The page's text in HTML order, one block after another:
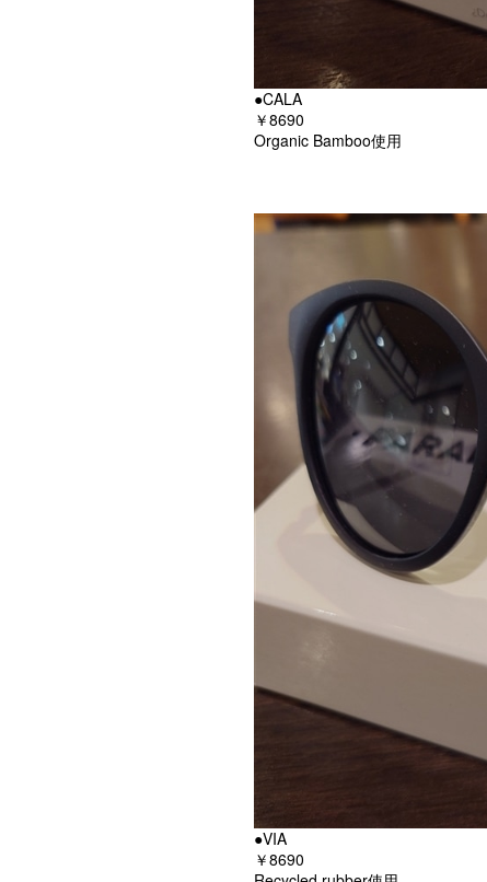
●CALA
￥8690
Organic Bamboo使用
●VIA
￥8690